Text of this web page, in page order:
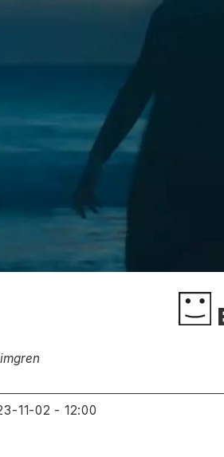
11-02 - 12:00